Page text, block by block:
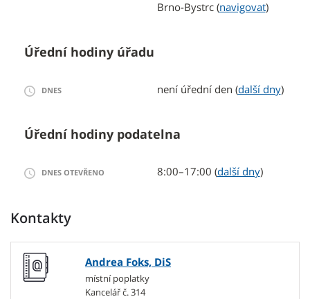
Brno-Bystrc (navigovat)
Úřední hodiny úřadu
DNES není úřední den (další dny)
Úřední hodiny podatelna
DNES OTEVŘENO 8:00–17:00 (další dny)
Kontakty
Andrea Foks, DiS
místní poplatky
Kancelář č. 314